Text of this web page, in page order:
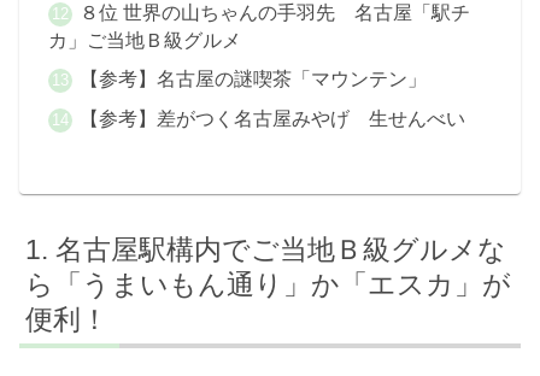
８位 世界の山ちゃんの手羽先 名古屋「駅チ
カ」ご当地Ｂ級グルメ
【参考】名古屋の謎喫茶「マウンテン」
【参考】差がつく名古屋みやげ 生せんべい
名古屋駅構内でご当地Ｂ級グルメな
ら「うまいもん通り」か「エスカ」が
便利！